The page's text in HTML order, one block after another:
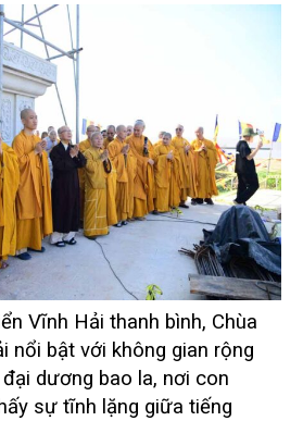
Vĩnh Hải thanh bình, Chùa
nổi bật với không gian rộng
dương bao la, nơi con
sự tĩnh lặng giữa tiếng